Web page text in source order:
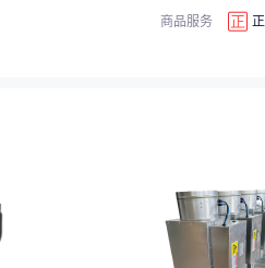
商品服务